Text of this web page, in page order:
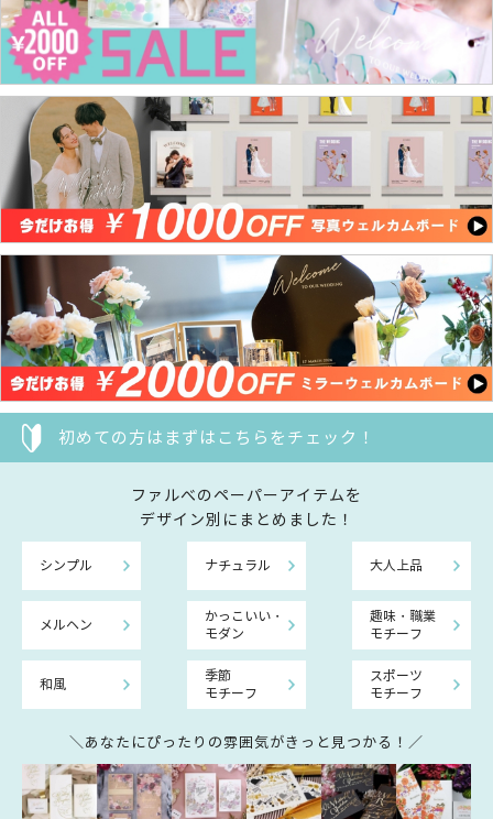
初めての方はまずはこちらをチェック！
ファルべのペーパーアイテムを
デザイン別にまとめました！
シンプル ナチュラル 大人上品
メルヘン
かっこいい・
モダン
趣味・職業
モチーフ
和風
季節
モチーフ
スポーツ
モチーフ
＼あなたにぴったりの雰囲気がきっと見つかる！／